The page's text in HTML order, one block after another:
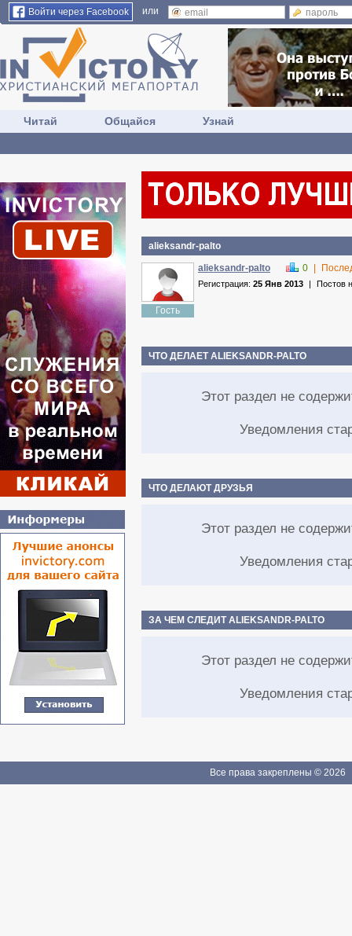
Войти через Facebook или
Читай Общайся Узнай
alieksandr-palto
Гость
alieksandr-palto 0
Регистрация: 25 Янв 2013 | Постов
ЧТО ДЕЛАЕТ ALIEKSANDR-PALTO
Этот раздел не
Уведомления
ЧТО ДЕЛАЮТ ДРУЗЬЯ
Этот раздел не
Уведомления
ЗА ЧЕМ СЛЕДИТ ALIEKSANDR-PALTO
Этот раздел не
Уведомления
Все права закреплены © 2026